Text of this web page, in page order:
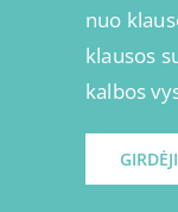
nuo
klausos
kalbos